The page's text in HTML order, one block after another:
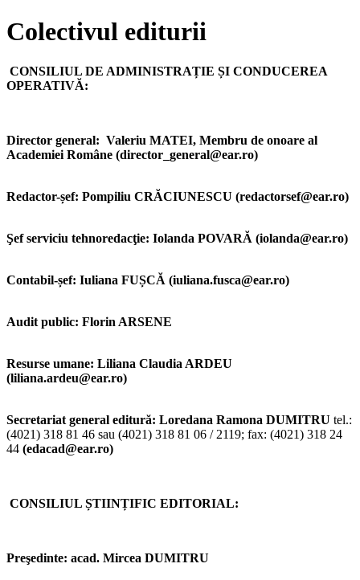
Colectivul editurii
CONSILIUL DE ADMINISTRAȚIE ȘI CONDUCEREA
OPERATIVĂ:
Director general: Valeriu MATEI, Membru de onoare al
Academiei Române (director_general@ear.ro)
Redactor-șef: Pompiliu CRĂCIUNESCU (redactorsef@ear.ro)
Şef serviciu tehnoredacţie: Iolanda POVARĂ (iolanda@ear.ro)
Contabil-șef: Iuliana FUȘCĂ (iuliana.fusca@ear.ro)
Audit public: Florin ARSENE
Resurse umane: Liliana Claudia ARDEU
(liliana.ardeu@ear.ro)
Secretariat general editură: Loredana Ramona DUMITRU tel.:
(4021) 318 81 46 sau (4021) 318 81 06 / 2119; fax: (4021) 318 24
44 (edacad@ear.ro)
CONSILIUL ȘTIINȚIFIC EDITORIAL:
Preşedinte: acad. Mircea DUMITRU